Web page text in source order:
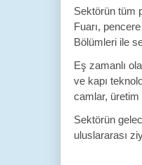
Sektörün tüm
Fuarı,
Bölümleri ile
Eş zamanlı
ve kapı
camlar,
Sektörün
uluslararası